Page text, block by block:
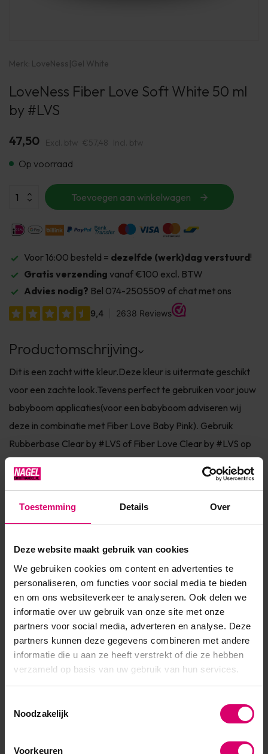
Toestemming Details Over
Deze website maakt gebruik van cookies
We gebruiken cookies om content en advertenties te
personaliseren, om functies voor social media te bieden
en om ons websiteverkeer te analyseren. Ook delen we
informatie over uw gebruik van onze site met onze
partners voor social media, adverteren en analyse. Deze
partners kunnen deze gegevens combineren met andere
informatie die u aan ze heeft verstrekt of die ze hebben
verzameld op basis van uw gebruik van hun services.
Noodzakelijk
Voorkeuren
Merk: LoveNess|Gel White
LoveNess Fiber Love Soft White 50 ml
by #LVS
47,50 Excl. btw €57,48 Incl. btw
Op voorraad
Toevoegen aan winkelwagen
Voor 16:00 besteld = dezelfde (werk)dag verstuurd!
Gratis verzending vanaf €100 excl. BTW
Advies nodig? Bel 074-2505509 of chat met ons
Productomschrijving
Dit is een zacht witte kleur.Deze kleur is uitermate geschikt
voor een zachte look.Tevens perfect te gebruiken voor jouw
babyboom applicaties(voor een babyboom adviseren wij
deze in combinatie met Fiber Love Baby Pink). Gebruik
Rubberbase Clear by #LVS of Fiber Love Clear by #LVS op
de n...
Toon meer
Artikelnummer 37088
SKU 525546